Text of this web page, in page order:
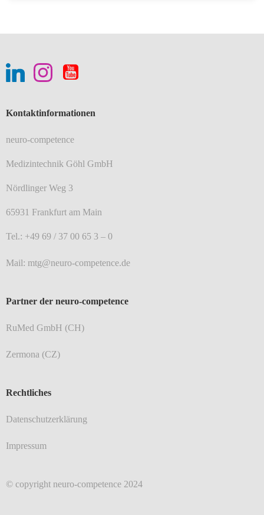
Kontaktinformationen
neuro-competence
Medizintechnik Göhl GmbH
Nördlinger Weg 3
65931 Frankfurt am Main
Tel.: +49 69 / 37 00 65 3 – 0
Mail: mtg@neuro-competence.de
Partner der neuro-competence
RuMed GmbH (CH)
Zermona (CZ)
Rechtliches
Datenschutzerklärung
Impressum
© copyright neuro-competence 2024